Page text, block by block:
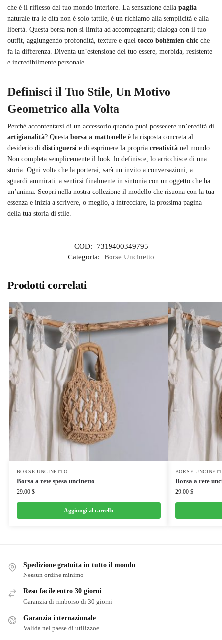
che è il riflesso del tuo mondo interiore. La sensazione della paglia
naturale tra le dita non è solo tattile, è un richiamo alla semplicità e alla
libertà. Questa borsa non si limita ad accompagnarti; dialoga con il tuo
outfit, aggiungendo profondità, texture e quel tocco bohémien chic che
fa la differenza. Diventa un’estensione del tuo essere, morbida, resistente
e incredibilmente personale.
Definisci il Tuo Stile, Un Motivo
Geometrico alla Volta
Perché accontentarsi di un accessorio quando puoi possedere un’eredità di
artigianalità? Questa borsa a mattonelle è la risposta concreta al
desiderio di distinguersi e di esprimere la propria creatività nel mondo.
Non completa semplicemente il look; lo definisce, lo arricchisce di una
storia. Ogni volta che la porterai, sarà un invito a conversazioni, a
sguardi ammirati, a sentirsi finalmente in sintonia con un oggetto che ha
un’anima. Scopri nella nostra collezione il modello che risuona con la tua
essenza e inizia a scrivere, o meglio, a intrecciare, la prossima pagina
della tua storia di stile.
COD:
7319400349795
Categoria:
Borse Uncinetto
Prodotti correlati
BORSE UNCINETTO
Borsa a rete spesa uncinetto
29.00 $
Aggiungi al carrello
BORSE
Borsa a rete
29.00 $
Spedizione gratuita in tutto il mondo
Nessun ordine minimo
Reso facile entro 30 giorni
Garanzia di rimborso di 30 giorni
Garanzia internazionale
Valida nel paese di utilizzoe